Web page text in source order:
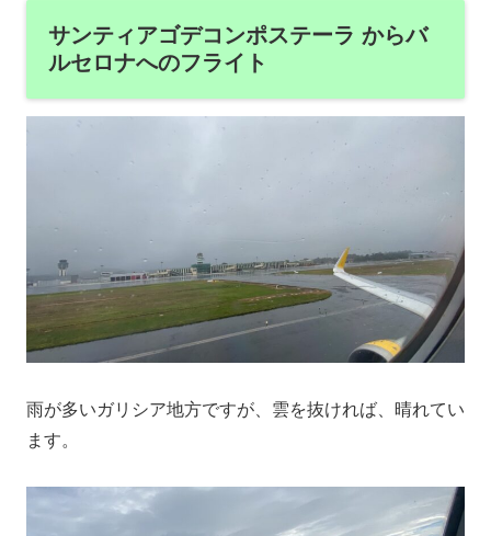
サンティアゴデコンポステーラ からバ
ルセロナへのフライト
雨が多いガリシア地方ですが、雲を抜ければ、晴れてい
ます。